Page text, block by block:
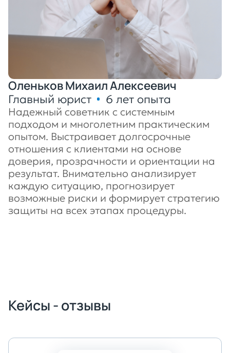
Оленьков Михаил Алексеевич
Главный юрист 6 лет опыта
Надежный советник с системным
подходом и многолетним практическим
опытом. Выстраивает долгосрочные
отношения с клиентами на основе
доверия, прозрачности и ориентации на
результат. Внимательно анализирует
каждую ситуацию, прогнозирует
возможные риски и формирует стратегию
защиты на всех этапах процедуры.
Кейсы - отзывы